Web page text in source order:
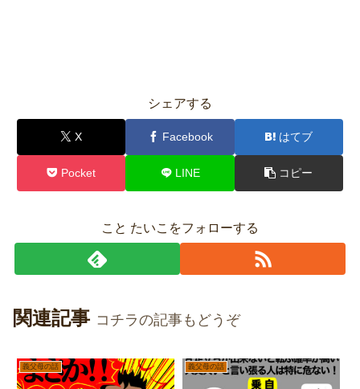
シェアする
X Facebook はてブ
Pocket LINE コピー
こと たいこをフォローする
関連記事 コチラの記事もどうぞ
義父母の話 義父母の話